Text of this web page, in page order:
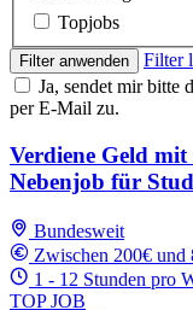
Topjobs
Filter anwenden
Filter
Ja, sendet mir bitte
per E-Mail zu.
Verdiene Geld
Nebenjob für
Bundesweit
Zwischen 200€ und
1 - 12 Stunden pro
TOP JOB